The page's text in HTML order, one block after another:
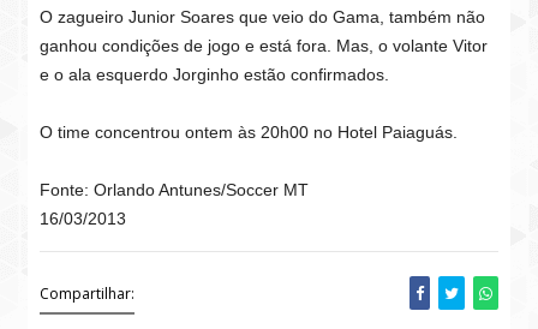
O zagueiro Junior Soares que veio do Gama, também não
ganhou condições de jogo e está fora. Mas, o volante Vitor
e o ala esquerdo Jorginho estão confirmados.
O time concentrou ontem às 20h00 no Hotel Paiaguás.
Fonte: Orlando Antunes/Soccer MT
16/03/2013
Compartilhar: